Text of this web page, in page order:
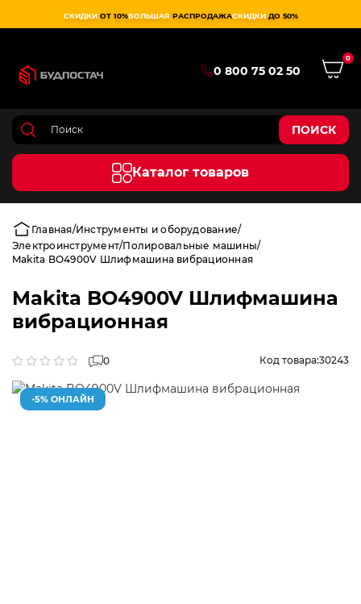
СКИДКИ ОТ 10%БОЛЬШАЯ РАСПРОДАЖАСКИДКИ ДО 50%
0 800 75 02 50
0
ПОИСК
Каталог товаров
Главная Инструменты и оборудование
Электроинструмент Полировальные машины
Makita BO4900V Шлифмашина вибрационная
Makita BO4900V Шлифмашина
вибрационная
0 Код товара:30243
-5% ОНЛАЙН